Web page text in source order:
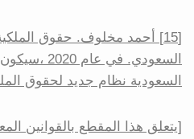
[15] أحمد مخلوف. حقوق
السعودي. في
السعودية نظام جديد لحقوق
[يتعلق هذا المقطع بالقوانين